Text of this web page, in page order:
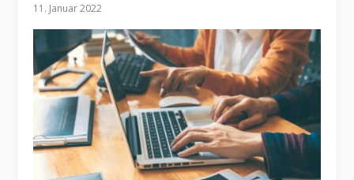
11. Januar 2022